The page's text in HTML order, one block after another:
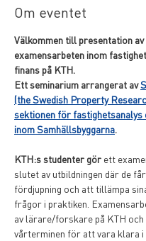
Om eventet
Välkommen till presentation
examensarbeten inom
finans på KTH.
Ett seminarium arrangerat av
(the Swedish Property
sektionen för fastighetsanalys
inom Samhällsbyggarna.
KTH:s studenter gör ett
slutet av utbildningen där de
fördjupning och att tillämpa
frågor i praktiken.
av lärare/forskare på KTH
vårterminen för att vara klara i